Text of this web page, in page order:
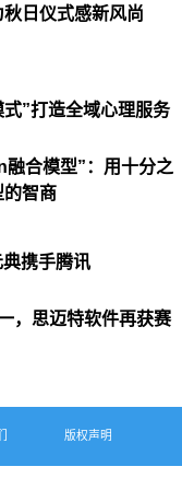
日仪式感新风尚
”打造全域心理服务
合模型”：用十分之
的智商
携手腾讯
，思迈特软件再获赛
版权声明